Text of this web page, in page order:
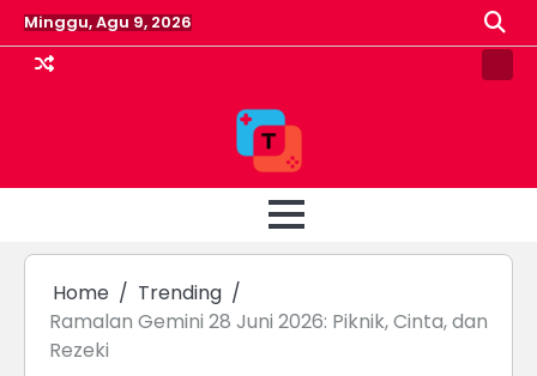
Skip
to
content
Minggu, Agu 9, 2026
Pin
Home
Trending
Ramalan Gemini 28 Juni 2026: Piknik, Cinta, dan
Rezeki